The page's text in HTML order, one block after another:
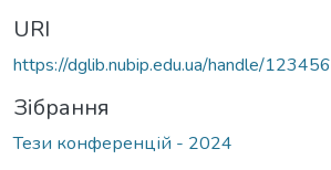
URI
https://dglib.nubip.edu.ua/handle/
Зібрання
Тези конференцій - 2024